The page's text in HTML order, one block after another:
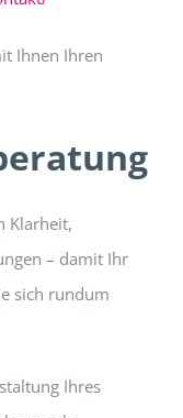
Ihnen Ihren
Klarheit,
– damit Ihr
sich rundum
Ihres